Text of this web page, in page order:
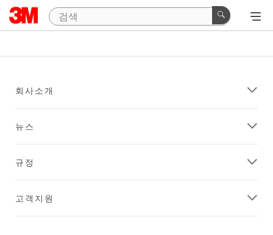
회사소개
뉴스
규정
고객지원